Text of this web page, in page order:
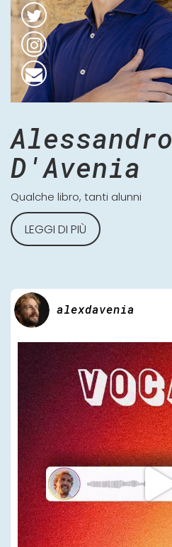
Alessandro
D'Avenia
Qualche libro, tanti alunni
LEGGI DI PIÙ
alexdavenia